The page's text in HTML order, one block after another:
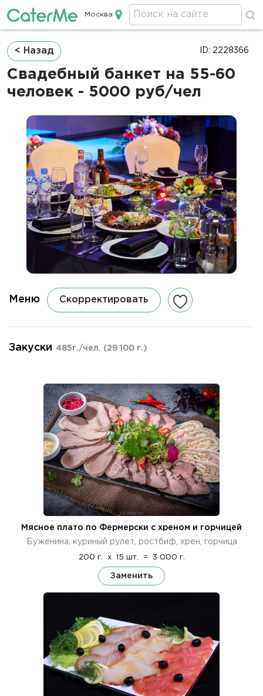
Кейтеринг в Москве
Москва
Строка
навигации
< Назад
Свадебный банкет на 55-60
человек - 5000 руб/чел
ID: 2228366
Меню Скорректировать
Закуски 485г./чел. (29 100 г.)
Мясное плато по Фермерски с хреном и горчицей
Буженина, куриный рулет, ростбиф, хрен, горчица
200 г. x 15 шт. = 3 000 г.
Заменить